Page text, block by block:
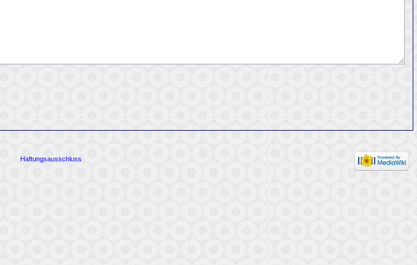
Haftungsausschluss